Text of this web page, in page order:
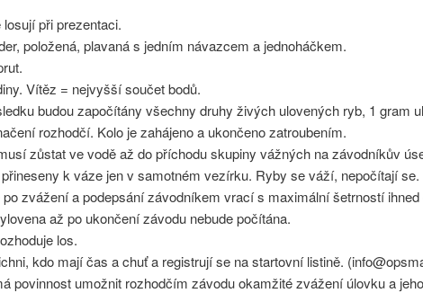
při prezentaci.
položená, plavaná s jedním návazcem a jednoháčkem.
Vítěz = nejvyšší součet bodů.
budou započítány všechny druhy živých ulovených ryb, 1 gram
rozhodčí. Kolo je zahájeno a ukončeno zatroubením.
zůstat ve vodě až do příchodu skupiny vážných na závodníkův
k váze jen v samotném vezírku. Ryby se váží, nepočítají
zvážení a podepsání závodníkem vrací s maximální šetrností ihned
až po ukončení závodu nebude počítána.
los.
kdo mají čas a chuť a registrují se na startovní listině.
povinnost umožnit rozhodčím závodu okamžité zvážení úlovku a